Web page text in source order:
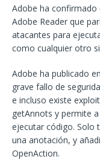
Adobe ha confirmado
Adobe Reader que
atacantes para
como cualquier otro
Adobe ha publicado
grave fallo de
e incluso existe
getAnnots y permite
ejecutar código. Solo
una anotación, y
OpenAction.